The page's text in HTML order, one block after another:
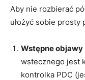
Aby nie rozbierać
ułożyć sobie prosty
Wstępne objawy
wstecznego jest
kontrolka PDC